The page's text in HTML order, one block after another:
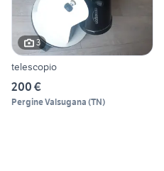
3
telescopio
200 €
Pergine Valsugana (TN)